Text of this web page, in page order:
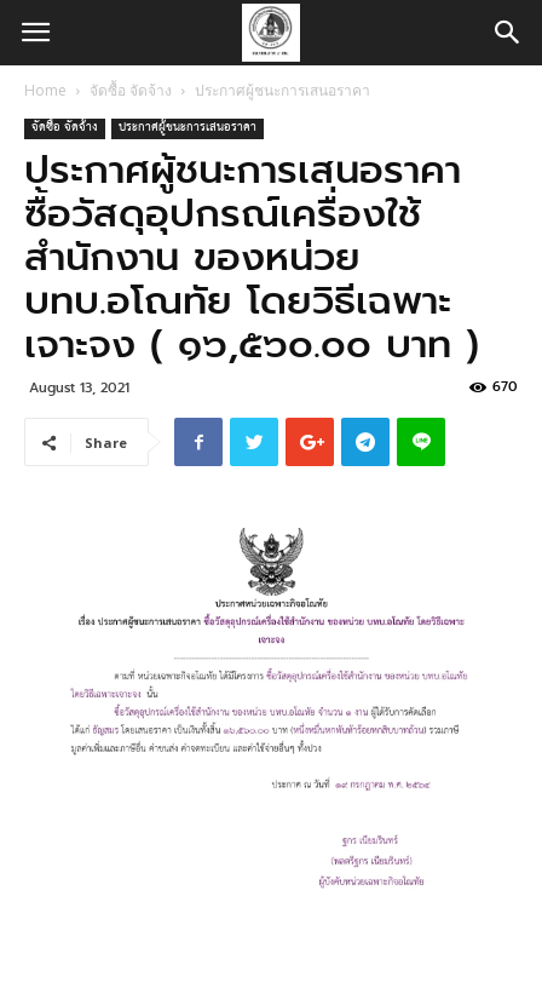
Home จัดซื้อ จัดจ้าง ประกาศผู้ชนะการเสนอราคา
จัดซื้อ จัดจ้าง ประกาศผู้ชนะการเสนอราคา
ประกาศผู้ชนะการเสนอราคา
ซื้อวัสดุอุปกรณ์เครื่องใช้
สำนักงาน ของหน่วย
บทบ.อโณทัย โดยวิธีเฉพาะ
เจาะจง ( ๑๖,๕๖๐.๐๐ บาท )
August 13, 2021 670
Share